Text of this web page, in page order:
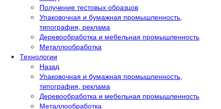
Получение тестовых образцов
Упаковочная и бумажная промышленность,
типография, реклама
Деревообработка и мебельная промышленность
Металлообработка
Технологии
Назад
Упаковочная и бумажная промышленность,
типография, реклама
Деревообработка и мебельная промышленность
Металлообработка